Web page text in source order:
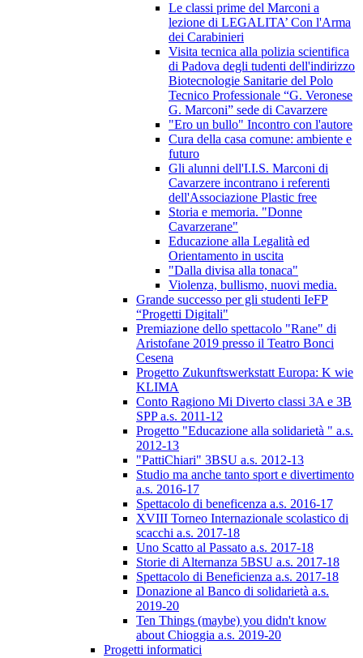
Le classi prime del Marconi a
lezione di LEGALITA’ Con l'Arma
dei Carabinieri
Visita tecnica alla polizia scientifica
di Padova degli tudenti dell'indirizzo
Biotecnologie Sanitarie del Polo
Tecnico Professionale “G. Veronese
G. Marconi” sede di Cavarzere
"Ero un bullo" Incontro con l'autore
Cura della casa comune: ambiente e
futuro
Gli alunni dell'I.I.S. Marconi di
Cavarzere incontrano i referenti
dell'Associazione Plastic free
Storia e memoria. "Donne
Cavarzerane"
Educazione alla Legalità ed
Orientamento in uscita
"Dalla divisa alla tonaca"
Violenza, bullismo, nuovi media.
Grande successo per gli studenti IeFP
“Progetti Digitali"
Premiazione dello spettacolo "Rane" di
Aristofane 2019 presso il Teatro Bonci
Cesena
Progetto Zukunftswerkstatt Europa: K wie
KLIMA
Conto Ragiono Mi Diverto classi 3A e 3B
SPP a.s. 2011-12
Progetto "Educazione alla solidarietà " a.s.
2012-13
"PattiChiari" 3BSU a.s. 2012-13
Studio ma anche tanto sport e divertimento
a.s. 2016-17
Spettacolo di beneficenza a.s. 2016-17
XVIII Torneo Internazionale scolastico di
scacchi a.s. 2017-18
Uno Scatto al Passato a.s. 2017-18
Storie di Alternanza 5BSU a.s. 2017-18
Spettacolo di Beneficienza a.s. 2017-18
Donazione al Banco di solidarietà a.s.
2019-20
Ten Things (maybe) you didn't know
about Chioggia a.s. 2019-20
Progetti informatici